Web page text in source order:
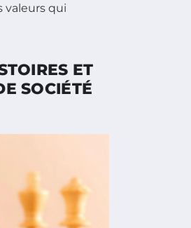
valeurs qui
ET
SOCIÉTÉ